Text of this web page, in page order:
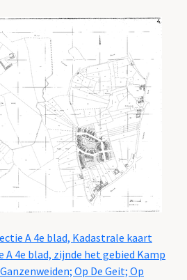
A 4e blad, Kadastrale kaart
4e blad, zijnde het gebied Kamp
Op De Geit; Op